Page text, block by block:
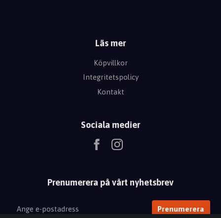
Läs mer
Köpvillkor
Integritetspolicy
Kontakt
Sociala medier
Prenumerera på vårt nyhetsbrev
Prenumerera